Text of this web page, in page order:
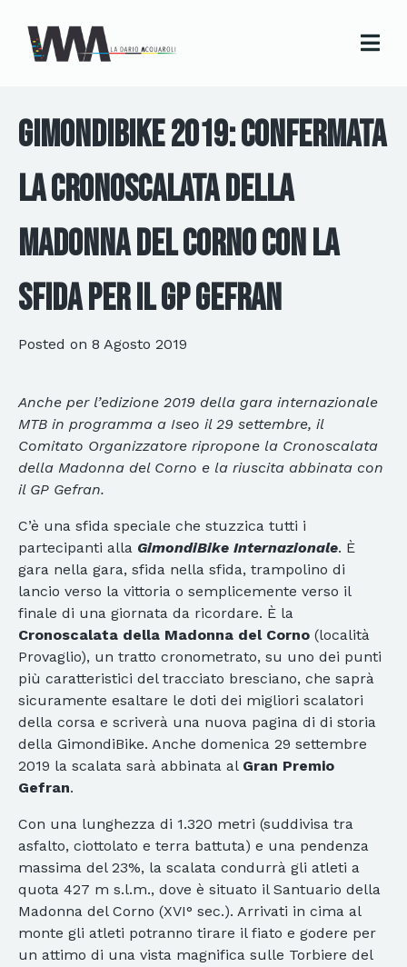
GimondiBike 2019: confermata
la Cronoscalata della
Madonna del Corno con la
sfida per il GP Gefran
Posted on 8 Agosto 2019
Anche per l’edizione 2019 della gara internazionale
MTB in programma a Iseo il 29 settembre, il
Comitato Organizzatore ripropone la Cronoscalata
della Madonna del Corno e la riuscita abbinata con
il GP Gefran.
C’è una sfida speciale che stuzzica tutti i
partecipanti alla GimondiBike Internazionale. È
gara nella gara, sfida nella sfida, trampolino di
lancio verso la vittoria o semplicemente verso il
finale di una giornata da ricordare. È la
Cronoscalata della Madonna del Corno (località
Provaglio), un tratto cronometrato, su uno dei punti
più caratteristici del tracciato bresciano, che saprà
sicuramente esaltare le doti dei migliori scalatori
della corsa e scriverà una nuova pagina di di storia
della GimondiBike. Anche domenica 29 settembre
2019 la scalata sarà abbinata al Gran Premio
Gefran.
Con una lunghezza di 1.320 metri (suddivisa tra
asfalto, ciottolato e terra battuta) e una pendenza
massima del 23%, la scalata condurrà gli atleti a
quota 427 m s.l.m., dove è situato il Santuario della
Madonna del Corno (XVI° sec.). Arrivati in cima al
monte gli atleti potranno tirare il fiato e godere per
un attimo di una vista magnifica sulle Torbiere del